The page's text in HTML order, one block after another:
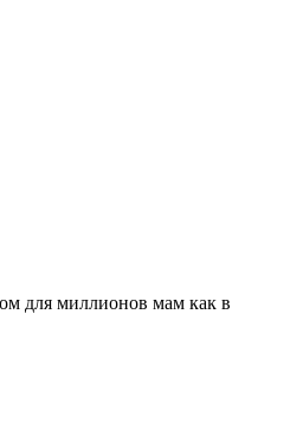
для миллионов мам как в